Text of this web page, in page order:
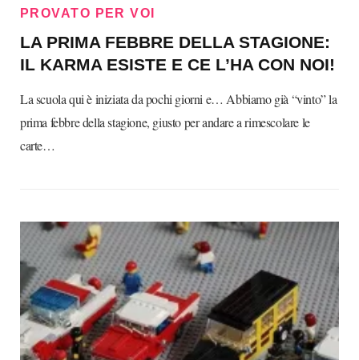
PROVATO PER VOI
LA PRIMA FEBBRE DELLA STAGIONE:
IL KARMA ESISTE E CE L’HA CON NOI!
La scuola qui è iniziata da pochi giorni e… Abbiamo già “vinto” la
prima febbre della stagione, giusto per andare a rimescolare le
carte…